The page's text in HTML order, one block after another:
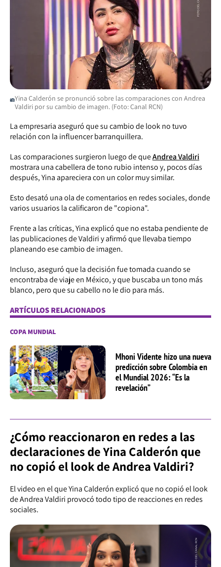
Yina Calderón se pronunció sobre las comparaciones con Andrea
Valdiri por su cambio de imagen. (Foto: Canal RCN)
La empresaria aseguró que su cambio de look no tuvo
relación con la influencer barranquillera.
Las comparaciones surgieron luego de queAndrea Valdiri
mostrara una cabellera de tono rubio intenso y, pocos días
después, Yina apareciera con un color muy similar.
Esto desató una ola de comentarios en redes sociales, donde
varios usuarios la calificaron de "copiona".
Frente a las críticas, Yina explicó que no estaba pendiente de
las publicaciones de Valdiri y afirmó que llevaba tiempo
planeando ese cambio de imagen.
Incluso, aseguró que la decisión fue tomada cuando se
encontraba de viaje en México, y que buscaba un tono más
blanco, pero que su cabello no le dio para más.
ARTÍCULOS RELACIONADOS
COPA MUNDIAL
Mhoni Vidente hizo una nueva
predicción sobre Colombia en
el Mundial 2026: “Es la
revelación”
¿Cómo reaccionaron en redes a las
declaraciones de Yina Calderón que
no copió el look de Andrea Valdiri?
El video en el que Yina Calderón explicó que no copió el look
de Andrea Valdiri provocó todo tipo de reacciones en redes
sociales.